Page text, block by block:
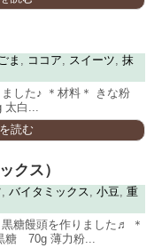
ま , ココア, スイーツ, 抹
ました♪ ＊材料＊ きな粉
白...
読む
クス）
, バイタミックス, 小豆, 重
糖饅頭を作りました♬ ＊
糖 70g 薄力粉...